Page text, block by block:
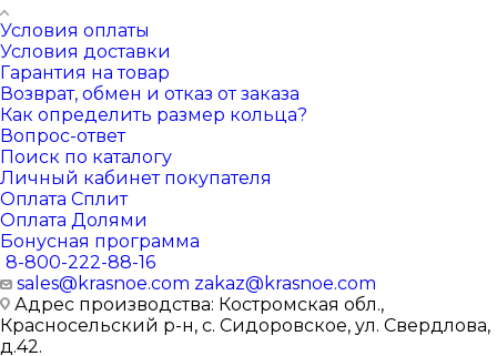
Условия оплаты
Условия доставки
Гарантия на товар
Возврат, обмен и отказ от заказа
Как определить размер кольца?
Вопрос-ответ
Поиск по каталогу
Личный кабинет покупателя
Оплата Сплит
Оплата Долями
Бонусная программа
8-800-222-88-16
sales@krasnoe.com zakaz@krasnoe.com
Адрес производства: Костромская обл.,
Красносельский р-н, с. Сидоровское, ул. Свердлова,
д.42.